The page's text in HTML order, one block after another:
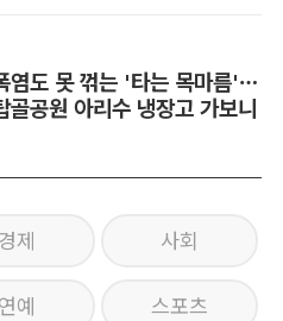
염도 못 꺾는 '타는 목마름'…
골공원 아리수 냉장고 가보니
경제 사회
연예 스포츠